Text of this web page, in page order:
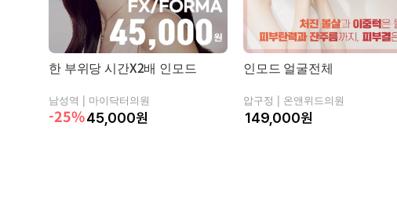
한 부위당 시간X2배 인모드
남성역 | 마이닥터의원
-25%45,000원
인모드 얼굴전체
압구정 | 온앤위드의원
원